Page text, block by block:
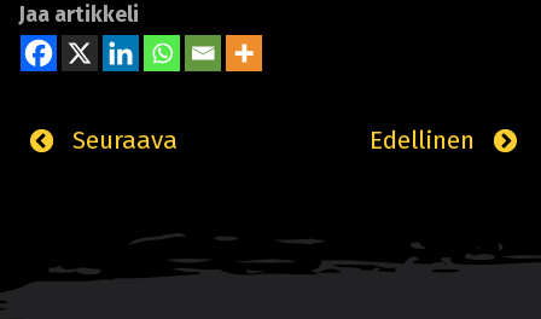
Jaa artikkeli
Edellinen
Seuraava